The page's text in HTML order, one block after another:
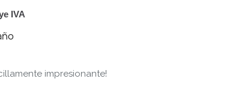
IVA
impresionante!